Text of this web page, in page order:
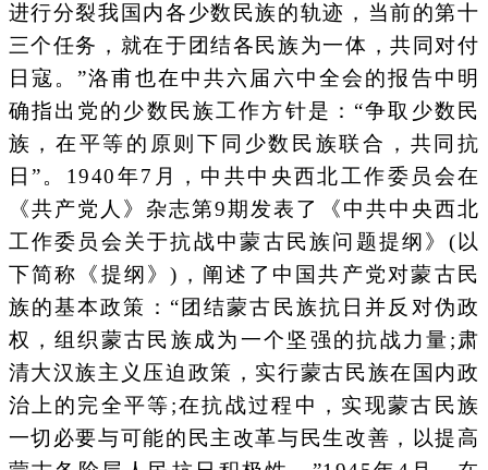
进行分裂我国内各少数民族的轨迹，当前的第十
三个任务，就在于团结各民族为一体，共同对付
日寇。”洛甫也在中共六届六中全会的报告中明
确指出党的少数民族工作方针是：“争取少数民
族，在平等的原则下同少数民族联合，共同抗
日”。1940年7月，中共中央西北工作委员会在
《共产党人》杂志第9期发表了《中共中央西北
工作委员会关于抗战中蒙古民族问题提纲》(以
下简称《提纲》)，阐述了中国共产党对蒙古民
族的基本政策：“团结蒙古民族抗日并反对伪政
权，组织蒙古民族成为一个坚强的抗战力量;肃
清大汉族主义压迫政策，实行蒙古民族在国内政
治上的完全平等;在抗战过程中，实现蒙古民族
一切必要与可能的民主改革与民生改善，以提高